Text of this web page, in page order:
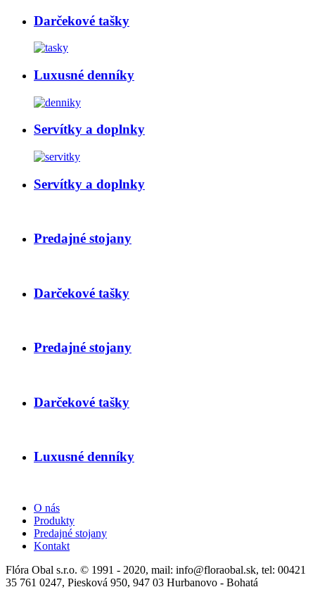
Darčekové tašky
Luxusné denníky
Servítky a doplnky
Servítky a doplnky
Predajné stojany
Darčekové tašky
Predajné stojany
Darčekové tašky
Luxusné denníky
O nás
Produkty
Predajné stojany
Kontakt
Flóra Obal s.r.o. © 1991 - 2020, mail: info@floraobal.sk, tel: 00421
35 761 0247, Piesková 950, 947 03 Hurbanovo - Bohatá